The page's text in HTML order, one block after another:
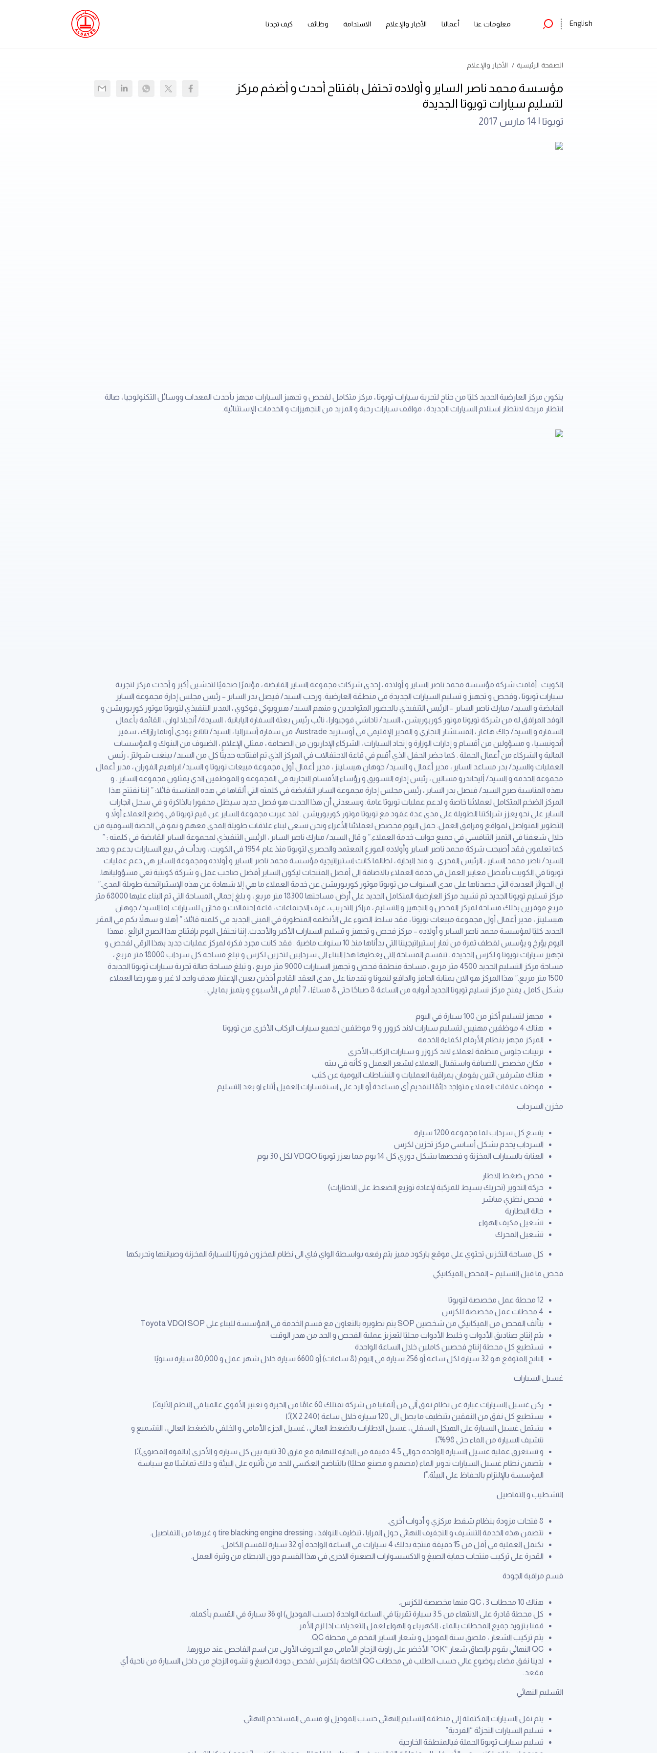
English معلومات عنا أعمالنا الأخبار والإعلام الاستدامة وظائف كيف تجدنا
الصفحة الرئيسية الأخبار والإعلام
مؤسسة محمد ناصر الساير و أولاده تحتفل بافتتاح أحدث و أضخم مركز
لتسليم سيارات تويوتا الجديدة
تويوتا | 14 مارس 2017
يتكون مركز العارضية الجديد كليًا من جناح لتجربة سيارات تويوتا ، مركز متكامل لفحص و تجهيز السيارات مجهز بأحدث المعدات ووسائل التكنولوجيا ، صالة
انتظار مريحة لانتظار استلام السيارات الجديدة ، مواقف سيارات رحبة و المزيد من التجهيزات و الخدمات الإستثنائية.
الكويت : أقامت شركة مؤسسة محمد ناصر الساير و أولاده ، إحدى شركات مجموعة الساير القابضة ، مؤتمرًا صحفيًا لتدشين أكبر و أحدث مركز لتجربة
سيارات تويوتا ، وفحص و تجهيز و تسليم السيارات الجديدة في منطقة العارضية. ورحب السيد/ فيصل بدر الساير – رئيس مجلس إدارة مجموعة الساير
القابضة و السيد/ مبارك ناصر الساير – الرئيس التنفيذي بالحضور المتواجدين و منهم السيد/ هيرويوكي فوكوي ، المدير التنفيذي لتويوتا موتور كوربوريشن و
الوفد المرافق له من شركة تويوتا موتور كوربوريشن ، السيد/ تاداشي فوجيوارا ، نائب رئيس بعثة السفارة اليابانية ، السيدة/ أنجيلا لوان ، القائمة بأعمال
السفارة و السيد/ جاك هاغار ، المستشار التجاري و المدير الإقليمي في أوستريد Austrade، من سفارة أستراليا ، السيد/ تاتانغ بودي أوتاما رازاك ، سفير
أندونيسيا ، و مسؤولين من أقسام و إدارات الوزارة و إتحاد السيارات ، الشركاء الإداريون من الصحافة ، ممثلي الإعلام ، الضيوف من البنوك و المؤسسات
المالية و الشركاء من أعمال الجملة . كما حضر الحفل الذي أقيم في قاعة الاحتفالات في المركز الذي تم افتتاحه حديثًا كل من السيد/ بينغت شولتز ، رئيس
العمليات والسيد/ بدر مساعد الساير ، مدير أعمال و السيد/ جوهان هيسليتز ، مدير أعمال أول مجموعة مبيعات تويوتا و السيد/ ابراهيم الفوزان ، مدير أعمال
مجموعة الخدمة و السيد/ أليخاندرو مسالين ، رئيس إدارة التسويق و رؤساء الأقسام التجارية في المجموعة و الموظفين الذي يمثلون مجموعة الساير . و
بهذه المناسبة صرح السيد/ فيصل بدر الساير ، رئيس مجلس إدارة مجموعة الساير القابضة في كلمته التي ألقاها في هذه المناسبة قائلا: ” إننا نفتتح هذا
المركز الضخم المتكامل لعملائنا خاصة و لدعم عمليات تويوتا عامة. ويسعدني أن هذا الحدث هو فصل جديد سيظل محفورا بالذاكرة و في سجل انجازات
الساير على نحو يعزز شراكتنا الطويلة على مدى عدة عقود مع تويوتا موتور كوربوريشن . لقد عبرت مجموعة الساير عن قيم تويوتا في وضع العملاء أولاً و
التطوير المتواصل لمواقع ومرافق العمل. حفل اليوم مخصص لعملائنا الأعزاء ونحن نسعى لبناء علاقات طويلة المدى معهم و نمو في الحصة السوقية من
خلال شغفنا في التميز التنافسي في جميع جوانب خدمة العملاء.” و قال السيد/ مبارك ناصر الساير ، الرئيس التنفيذي لمجموعة الساير القابضة في كلمته : ”
كما تعلمون فقد أصبحت شركة محمد ناصر الساير وأولاده الموزع المعتمد والحصري لتويوتا منذ عام 1954 في الكويت ، وبدأت في بيع السيارات بدعم و جهد
السيد/ ناصر محمد الساير ، الرئيس الفخري . و منذ البداية ، لطالما كانت استيراتيجية مؤسسة محمد ناصر الساير و أولاده ومجموعة الساير هي دعم عمليات
تويوتا في الكويت بأفضل معايير العمل في خدمة العملاء بالاضافة الى أفضل المنتجات ليكون الساير أفضل صاحب عمل و شركة كويتية تعي مسؤولياتها.
إن الجوائز العديدة التي حصدناها على مدى السنوات من تويوتا موتور كوربوريشن عن خدمة العملاء ما هي إلا شهادة عن هذه الإستيراتيجية طويلة المدى.”
مركز تسليم تويوتا الجديد تم تشييد مركز العارضية المتكامل الجديد على أرض مساحتها 18300 متر مربع ، و بلغ إجمالي المساحة التي تم البناء عليها 68000 متر
مربع موفرين بذلك مساحة لمركز الفحص و التجهيز و التسليم ، مراكز التدريب ، غرف الاجتماعات ، قاعة احتفالات و مخازن للسيارات. اما السيد/ جوهان
هيسليتز ، مدير أعمال أول مجموعة مبيعات تويوتا ، فقد سلط الضوء على الأنظمة المتطورة في المبنى الجديد في كلمته قائلا: ” أهلا و سهلاً بكم في المقر
الجديد كليًا لمؤسسة محمد ناصر الساير و أولاده – مركز فحص و تجهيز و تسليم السيارات الأكبر والأحدث. إننا نحتفل اليوم بإفتتاح هذا الصرح الرائع . فهذا
اليوم يؤرخ و يؤسس لقطف ثمرة من ثمار إستيراتيجيتنا التي بدأناها منذ 10 سنوات ماضية . فقد كانت مجرد فكرة لمركز عمليات جديد بهذا الرقي لفحص و
تجهيز سيارات تويوتا و لكزس الجديدة . تنقسم المساحة التي يغطيها هذا البناء الى سردابين لتخزين لكزس و تبلغ مساحة كل سرداب 18000 متر مربع ،
مساحة مركز التسليم الجديد 4500 متر مربع ، مساحة منطقة فحص و تجهيز السيارات 9000 متر مربع ، و تبلغ مساحة صالة تجربة سيارات تويوتا الجديدة
1500 متر مربع.” هذا المركز هو الان بمثابة الحافز والدافع لنمونا و تقدمنا على مدى العقد القادم أخذين بعين الإعتبار هدف واحد لا غير و هو رضا العملاء
بشكل كامل. يفتح مركز تسليم تويوتا الجديد أبوابه من الساعة 8 صباحًا حتى 8 مساءًا ، 7 أيام في الأسبوع و يتميز بما يلي :
مجهز لتسليم أكثر من 100 سيارة في اليوم
هناك 4 موظفين مهنيين لتسليم سيارات لاند كروزر و 9 موظفين لجميع سيارات الركاب الأخرى من تويوتا
المركز مجهز بنظام الأرقام لكفاءة الخدمة
ترتيبات جلوس منظمة لعملاء لاند كروزر و سيارات الركاب الأخرى
مكان مخصص للضيافة واستقبال العملاء ليشعر العميل و كأنه في بيته
هناك مشرفين اثنين يقومان بمراقبة العمليات و النشاطات اليومية عن كثب
موظف علاقات العملاء متواجد دائمًا لتقديم أي مساعدة أو الرد على استفسارات العميل أثناء او بعد التسليم
مخزن السرداب
يتسع كل سرداب لما مجموعه 1200 سيارة
السرداب يخدم بشكل أساسي مركز تخزين لكزس
العناية بالسيارات المخزنة و فحصها بشكل دوري كل 14 يوم مما يعزز تويوتا VDQO لكل 30 يوم
فحص ضغط الاطار
حركة التدوير (تحريك بسيط للمركبة لإعادة توزيع الضغط على الاطارات)
فحص نظري مباشر
حالة البطارية
تشغيل مكيف الهواء
تشغيل المحرك
كل مساحة التخزين تحتوي على موقع باركود مميز يتم رفعه بواسطة الواي فاي الى نظام المخزون فوريًا للسيارة المخزنة وصيانتها وتحريكها
فحص ما قبل التسليم – الفحص الميكانيكي
12 محطة عمل مخصصة لتويوتا
4 محطات عمل مخصصة للكزس
يتألف الفحص من الميكانيكي من شخصين SOP يتم تطويره بالتعاون مع قسم الخدمة في المؤسسة للبناء على Toyota VDQI SOP
يتم إنتاج صناديق الأدوات و خليط الأدوات محليًا لتعزيز عملية الفحص و الحد من هدر الوقت
تستطيع كل محطة إنتاج فحصين كاملين خلال الساعة الواحدة
الناتج المتوقع هو 32 سيارة لكل ساعة أو 256 سيارة في اليوم (8 ساعات) أو 6600 سيارة خلال شهر عمل و 80,000 سيارة سنويًا
غسيل السيارات
ركن غسيل السيارات عبارة عن نظام نفق آلي من ألمانيا من شركة تمتلك 60 عامًا من الخبرة و تعتبر الأقوي عالميا في النظم الآلية.ًا
يستطيع كل نفق من النفقين بتنظيف ما يصل الى 120 سيارة خلال ساعة (240 X 2).ًا
يشتمل غسيل السيارة على الهيكل السفلي ، غسيل الاطارات بالضغط العالي ، غسيل الجزء الأمامي و الخلفي بالضغط العالي ، التشميع و
تنشيف السيارة من الماء حتى 98%.ًا
و تستغرق عملية غسيل السيارة الواحدة حوالي 4.5 دقيقة من البداية للنهاية مع فارق 30 ثانية بين كل سيارة و الأخرى (بالقوة القصوى).ًا
يتضمن نظام غسيل السيارات تدوير الماء (مصمم و مصنع محليًا) بالتناضح العكسي للحد من تأثيره على البيئة و ذلك تماشيًا مع سياسة
المؤسسة بالإلتزام بالحفاظ على البيئة. ًا
التشطيب و التفاصيل
8 فتحات مزودة بنظام شفط مركزي و أدوات أخرى.
تتضمن هذه الخدمة التنشيف و التجفيف النهائي حول المرايا ، تنظيف النوافذ ، tire blacking engine dressing و غيرها من التفاصيل.
تكتمل العملية في أقل من 15 دقيقة منتجة بذلك 4 سيارات في الساعة الواحدة أو 32 سيارة للقسم الكامل.
القدرة على تركيب منتجات حماية الصبغ و الاكسسوارات الصغيرة الاخرى في هذا القسم دون الابطاء من وتيرة العمل.
قسم مراقبة الجودة
هناك 10 محطات QC ، 3 منها مخصصة للكزس.
كل محطة قادرة على الانتهاء من 3.5 سيارة تقريبًا في الساعة الواحدة (حسب الموديل) او 36 سيارة في القسم بأكمله.
قمنا بتزويد جميع المحطات بالماء ، الكهرباء و الهواء لعمل التعديلات اذا لزم الأمر.
يتم تركيب الشعار ، ملصق سنة الموديل و شعار الساير الفخم في محطة QC.
QC النهائي يقوم بإلصاق شعار “OK” الأخضر على زاوية الزجاج الأمامي مع الحروف الأولى من اسم الفاحص عند مرورها.
لدينا نفق مضاء بوضوع عالي حسب الطلب في محطات QC الخاصة بلكزس لفحص جودة الصبغ و تشوه الزجاج من داخل السيارة من ناحية أي
مقعد.
التسليم النهائي
يتم نقل السيارات المكتملة إلى منطقة التسليم النهائي حسب الموديل او مسمى المستخدم النهائي.
تسليم السيارات التجزئة “الفردية”
تسليم سيارات تويوتا الجملة فيالمنطقة الخارجية